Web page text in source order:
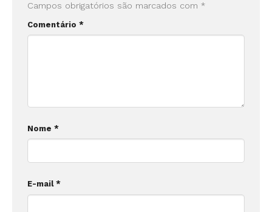
Campos obrigatórios são marcados com *
Comentário *
Nome *
E-mail *